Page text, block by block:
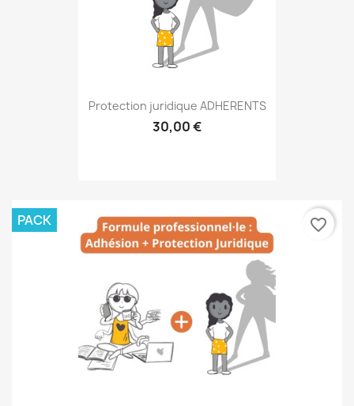
Protection juridique ADHERENTS
30,00 €
PACK favorite_border